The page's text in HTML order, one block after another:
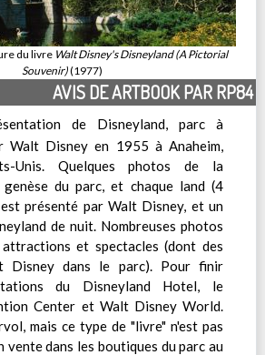
du livre Walt Disney's Disneyland (A Pictorial
Souvenir)(1977)
AVIS DE ARTBOOK PAR RP84
de Disneyland, parc à
Walt Disney en 1955 à Anaheim,
Unis. Quelques photos de la
du parc, et chaque land (4
présenté par Walt Disney, et un
de nuit. Nombreuses photos
et spectacles (dont des
Disney dans le parc). Pour finir
du Disneyland Hotel, le
Center et Walt Disney World.
mais ce type de "livre" n'est pas
vente dans les boutiques du parc au